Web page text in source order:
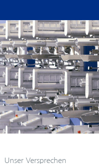
Unser Versprechen
KARRIERE
INFOPOOL
KONTAKT
LEGALES